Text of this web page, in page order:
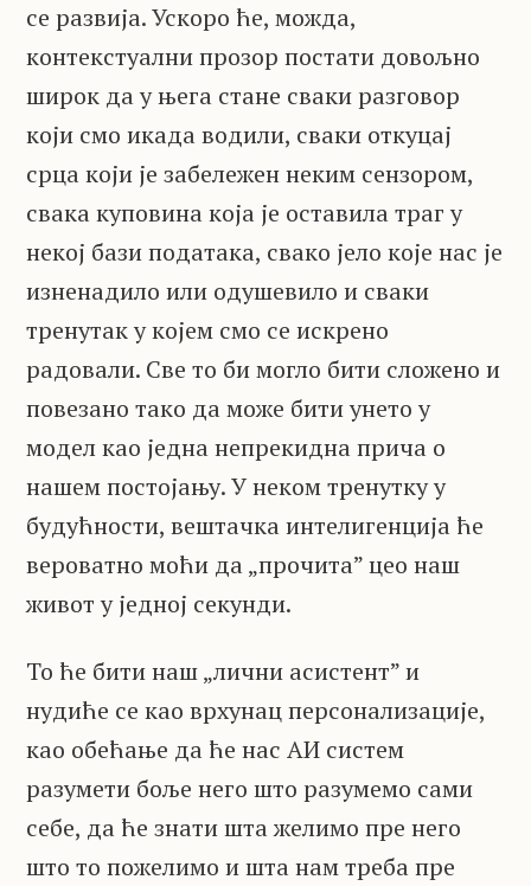
се развија. Ускоро ће, можда,
контекстуални прозор постати довољно
широк да у њега стане сваки разговор
који смо икада водили, сваки откуцај
срца који је забележен неким сензором,
свака куповина која је оставила траг у
некој бази података, свако јело које нас је
изненадило или одушевило и сваки
тренутак у којем смо се искрено
радовали. Све то би могло бити сложено и
повезано тако да може бити унето у
модел као једна непрекидна прича о
нашем постојању. У неком тренутку у
будућности, вештачка интелигенција ће
вероватно моћи да „прочита” цео наш
живот у једној секунди.
То ће бити наш „лични асистент” и
нудиће се као врхунац персонализације,
као обећање да ће нас АИ систем
разумети боље него што разумемо сами
себе, да ће знати шта желимо пре него
што то пожелимо и шта нам треба пре